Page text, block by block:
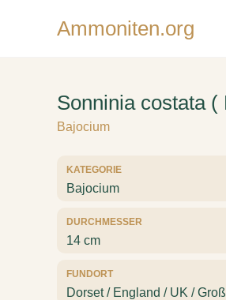
Ammoniten.org
Sonninia costata (
Bajocium
KATEGORIE
Bajocium
DURCHMESSER
14 cm
FUNDORT
Dorset / England / UK /